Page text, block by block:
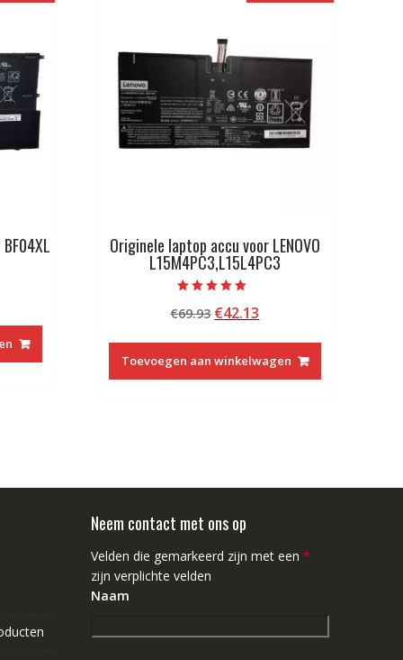
Originele laptop accu voor LENOVO
L15M4PC3,L15L4PC3
5.00
van 5
€69.93 Oorspronkelijke
was:
€69.93.
€42.13
€42.13.
Toevoegen aan winkelwagen
Neem contact met ons op
Velden die gemarkeerd zijn met een *
zijn verplichte velden
Naam